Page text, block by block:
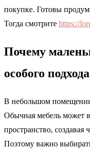
покупке. Готовы
Тогда смотрите https://
Почему
особого
В небольшом
Обычная мебель может
пространство,
Поэтому важно